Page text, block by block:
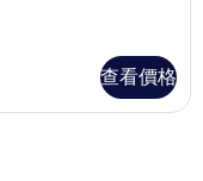
查看價格